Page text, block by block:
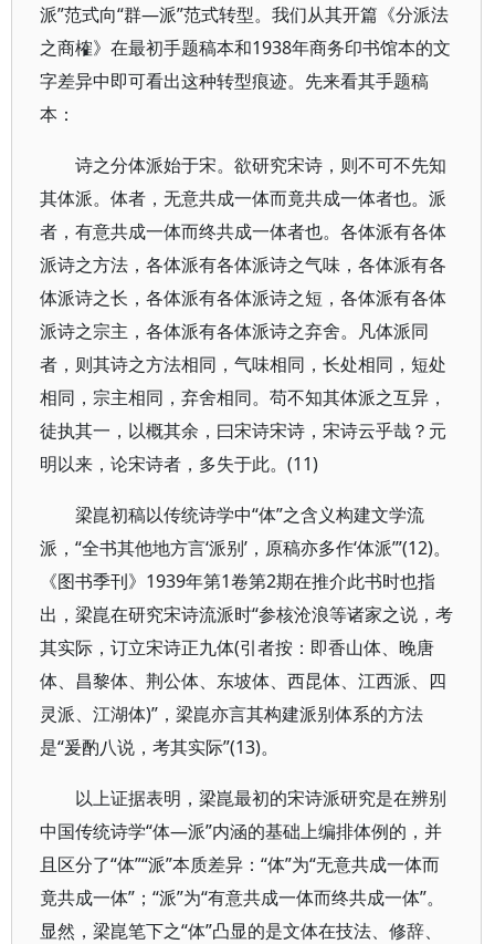
派”范式向“群—派”范式转型。我们从其开篇《分派法
之商榷》在最初手题稿本和1938年商务印书馆本的文
字差异中即可看出这种转型痕迹。先来看其手题稿
本：
诗之分体派始于宋。欲研究宋诗，则不可不先知
其体派。体者，无意共成一体而竟共成一体者也。派
者，有意共成一体而终共成一体者也。各体派有各体
派诗之方法，各体派有各体派诗之气味，各体派有各
体派诗之长，各体派有各体派诗之短，各体派有各体
派诗之宗主，各体派有各体派诗之弃舍。凡体派同
者，则其诗之方法相同，气味相同，长处相同，短处
相同，宗主相同，弃舍相同。苟不知其体派之互异，
徒执其一，以概其余，曰宋诗宋诗，宋诗云乎哉？元
明以来，论宋诗者，多失于此。(11)
梁崑初稿以传统诗学中“体”之含义构建文学流
派，“全书其他地方言‘派别’，原稿亦多作‘体派’”(12)。
《图书季刊》1939年第1卷第2期在推介此书时也指
出，梁崑在研究宋诗流派时“参核沧浪等诸家之说，考
其实际，订立宋诗正九体(引者按：即香山体、晚唐
体、昌黎体、荆公体、东坡体、西昆体、江西派、四
灵派、江湖体)”，梁崑亦言其构建派别体系的方法
是“爰酌八说，考其实际”(13)。
以上证据表明，梁崑最初的宋诗派研究是在辨别
中国传统诗学“体—派”内涵的基础上编排体例的，并
且区分了“体”“派”本质差异：“体”为“无意共成一体而
竟共成一体”；“派”为“有意共成一体而终共成一体”。
显然，梁崑笔下之“体”凸显的是文体在技法、修辞、